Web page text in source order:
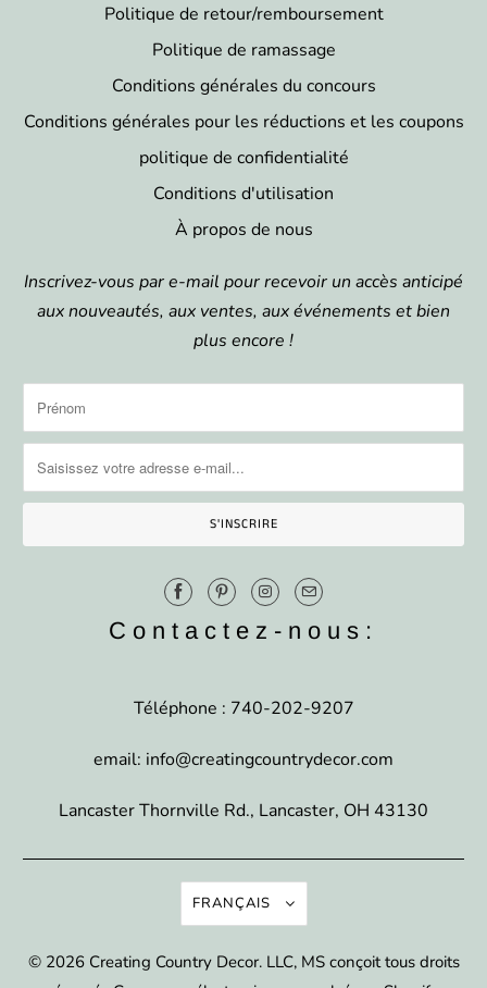
Politique de retour/remboursement
Politique de ramassage
Conditions générales du concours
Conditions générales pour les réductions et les coupons
politique de confidentialité
Conditions d'utilisation
À propos de nous
Inscrivez-vous par e-mail pour recevoir un accès anticipé
aux nouveautés, aux ventes, aux événements et bien
plus encore !
Contactez-nous:
Téléphone : 740-202-9207
email: info@creatingcountrydecor.com
Lancaster Thornville Rd., Lancaster, OH 43130
FRANÇAIS
© 2026 Creating Country Decor. LLC, MS conçoit tous droits